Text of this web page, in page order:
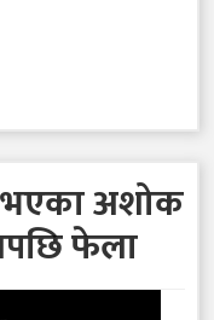
भएका अशोक
फेला